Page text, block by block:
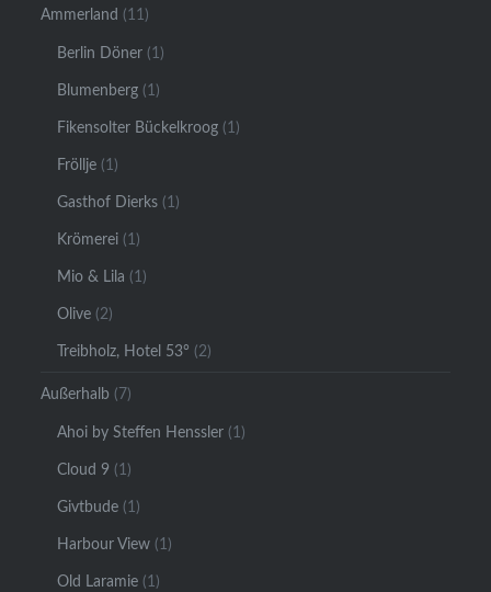
Ammerland (11)
Berlin Döner (1)
Blumenberg (1)
Fikensolter Bückelkroog (1)
Fröllje (1)
Gasthof Dierks (1)
Krömerei (1)
Mio & Lila (1)
Olive (2)
Treibholz, Hotel 53° (2)
Außerhalb (7)
Ahoi by Steffen Henssler (1)
Cloud 9 (1)
Givtbude (1)
Harbour View (1)
Old Laramie (1)